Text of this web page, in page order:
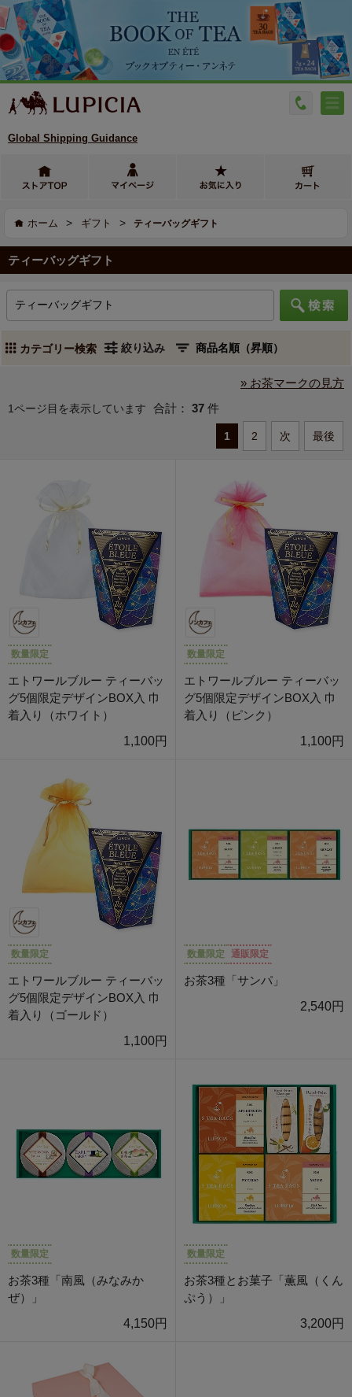
Global Shipping Guidance
ホーム > ギフト > ティーバッグギフト
ティーバッグギフト
カテゴリー検索 絞り込み
» お茶マークの見方
1ページ目を表示しています 合計： 37 件
1 2 次 最後
数量限定
エトワールブルー ティーバッ
グ5個限定デザインBOX入 巾
着入り（ホワイト）
1,100円
数量限定
エトワールブルー ティーバッ
グ5個限定デザインBOX入 巾
着入り（ピンク）
1,100円
数量限定
エトワールブルー ティーバッ
グ5個限定デザインBOX入 巾
着入り（ゴールド）
1,100円
数量限定 通販限定
お茶3種「サンパ」
2,540円
数量限定
お茶3種「南風（みなみか
ぜ）」
4,150円
数量限定
お茶3種とお菓子「薫風（くん
ぷう）」
3,200円